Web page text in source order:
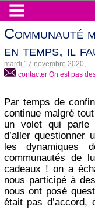
Communauté
en temps, il
mardi 17 novembre 2020
contacter On est pas
Par temps de
continue malgré
un volet qui parle
d’aller questionner
les dynamiques
communautés de
cadeaux ! on a
nous participé à
nous ont posé
était pas d’accord,